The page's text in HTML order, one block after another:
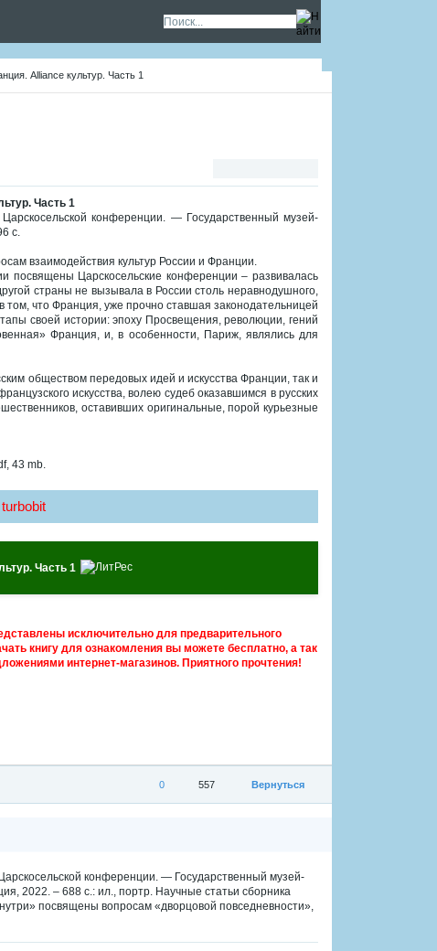
Alliance культур. Часть 1
Часть 1
конференции. — Государственный музей-
с.
взаимодействия культур России и Франции.
посвящены Царскосельские конференции – развивалась
страны не вызывала в России столь неравнодушного,
том, что Франция, уже прочно ставшая законодательницей
своей истории: эпоху Просвещения, революции, гений
Франция, и, в особенности, Париж, являлись для
обществом передовых идей и искусства Франции, так и
искусства, волею судеб оказавшимся в русских
оставивших оригинальные, порой курьезные
43 mb.
Часть 1
исключительно для предварительного
книгу для ознакомления вы можете бесплатно, а так
интернет-магазинов. Приятного прочтения!
Вернуться
557
0
конференции. — Государственный музей-
2022. – 688 с.: ил., портр. Научные статьи сборника
посвящены вопросам «дворцовой повседневности»,